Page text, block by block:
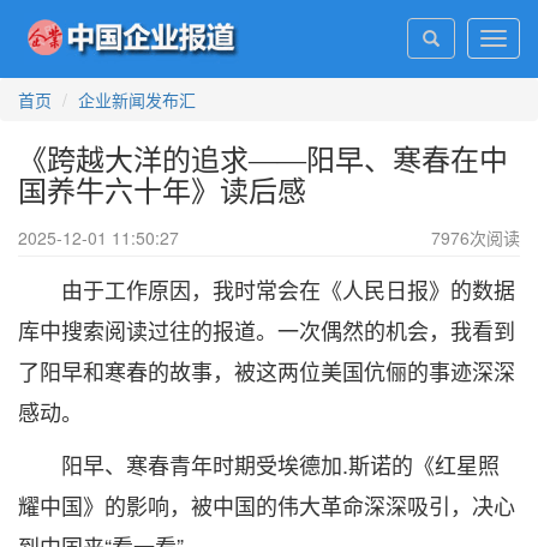
首页
企业新闻发布汇
《跨越大洋的追求——阳早、寒春在中
国养牛六十年》读后感
2025-12-01 11:50:27 7976次阅读
由于工作原因，我时常会在《人民日报》的数据
库中搜索阅读过往的报道。一次偶然的机会，我看到
了阳早和寒春的故事，被这两位美国伉俪的事迹深深
感动。
阳早、寒春青年时期受埃德加.斯诺的《红星照
耀中国》的影响，被中国的伟大革命深深吸引，决心